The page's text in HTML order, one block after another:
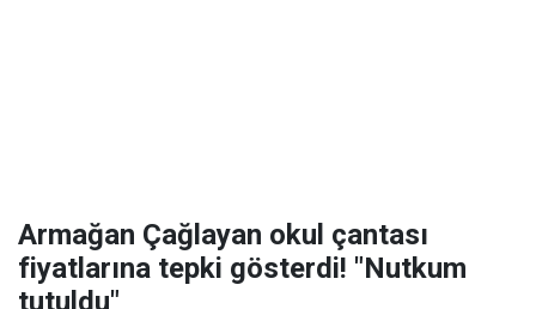
Armağan Çağlayan okul çantası
fiyatlarına tepki gösterdi! "Nutkum
tutuldu"